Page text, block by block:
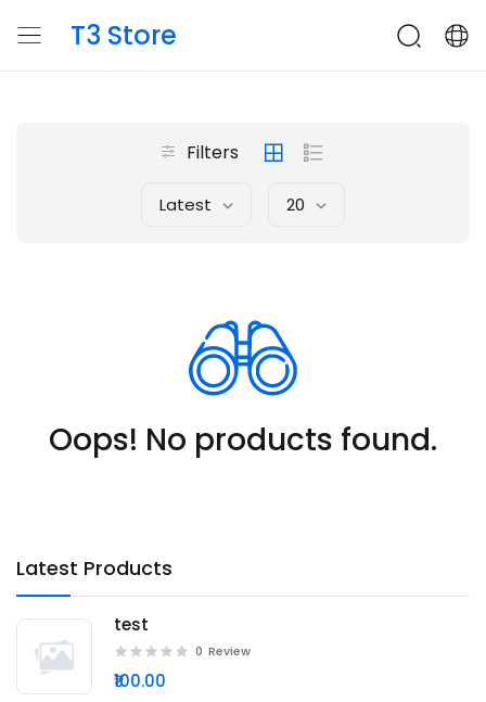
T3 Store
Latest Products
test
0 Review
₹100.00
Filters
Latest 20
Oops! No products found.